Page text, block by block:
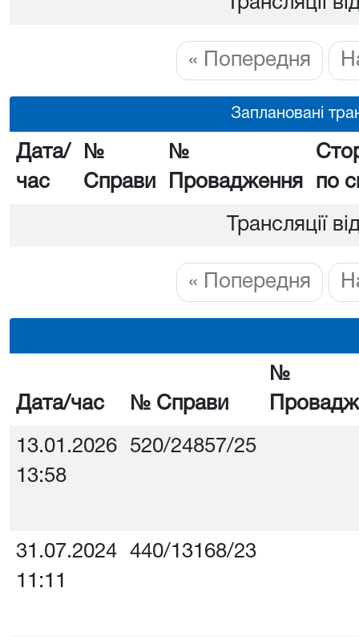
« Попередня
Заплановані
Дата/
час
№
Справи
№
Провадження
по
Трансляції
« Попередня
Дата/час № Справи
№
13.01.2026
13:58
520/24857/25
31.07.2024
11:11
440/13168/23